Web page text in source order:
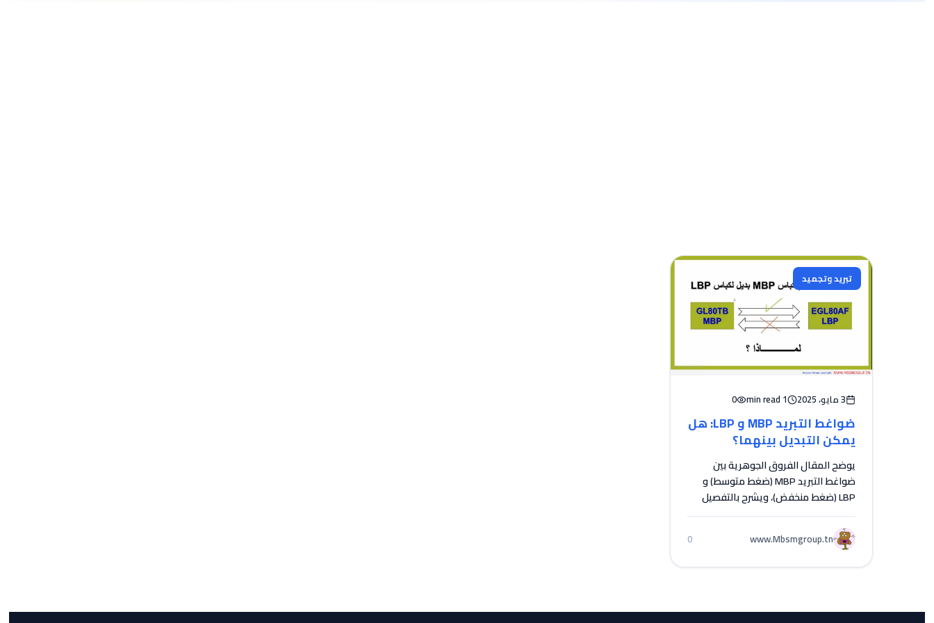
تبريد وتجميد
3 مايو، 2025 1 min read
0
ضواغط التبريد MBP و LBP: هل
يمكن التبديل بينهما؟
الحقيقة الكاملة ولماذا يهم
الفنيين
يوضح المقال الفروق الجوهرية بين
ضواغط التبريد MBP (ضغط متوسط) و
LBP (ضغط منخفض)، ويشرح بالتفصيل
لماذا لا يمكن استبدال...
www.Mbsmgroup.tn
0